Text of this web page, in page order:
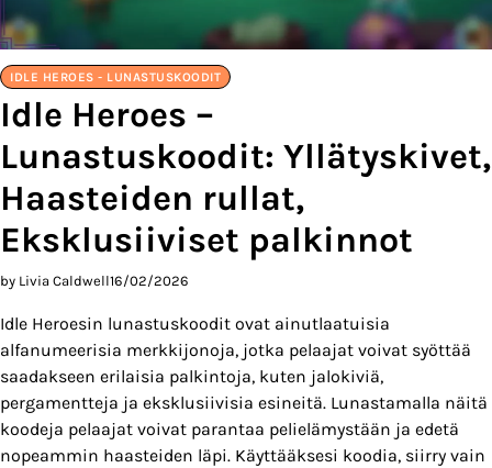
IDLE HEROES - LUNASTUSKOODIT
Idle Heroes –
Lunastuskoodit: Yllätyskivet,
Haasteiden rullat,
Eksklusiiviset palkinnot
by Livia Caldwell16/02/2026
Idle Heroesin lunastuskoodit ovat ainutlaatuisia
alfanumeerisia merkkijonoja, jotka pelaajat voivat syöttää
saadakseen erilaisia palkintoja, kuten jalokiviä,
pergamentteja ja eksklusiivisia esineitä. Lunastamalla näitä
koodeja pelaajat voivat parantaa pelielämystään ja edetä
nopeammin haasteiden läpi. Käyttääksesi koodia, siirry vain